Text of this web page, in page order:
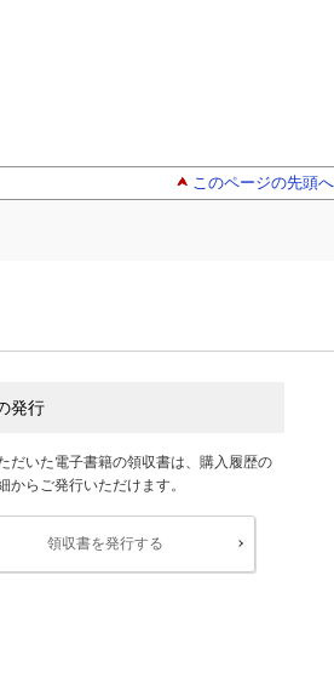
このページの先頭へ
発行
だいた電子書籍の領収書は、購入履歴の
からご発行いただけます。
領収書を発行する